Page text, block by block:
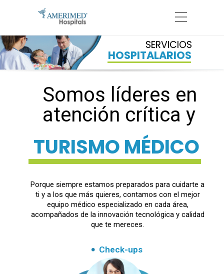
SERVICIOS
HOSPITALARIOS
TURISMO MÉDICO
Porque siempre estamos preparados para cuidarte a
ti y a los que más quieres, contamos con el mejor
equipo médico especializado en cada área,
acompañados de la innovación tecnológica y calidad
que te mereces.
Somos líderes en
atención crítica y
Check-ups